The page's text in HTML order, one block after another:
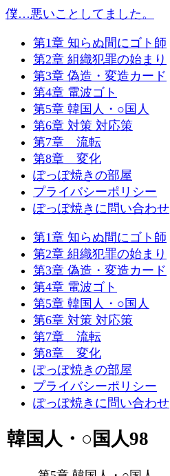
僕…悪いことしてました。
第1章 知らぬ間にゴト師
第2章 組織犯罪の始まり
第3章 偽造・変造カード
第4章 電波ゴト
第5章 韓国人・○国人
第6章 対策 対応策
第7章 流転
第8章 変化
ぽっぽ焼きの部屋
プライバシーポリシー
ぽっぽ焼きに問い合わせ
第1章 知らぬ間にゴト師
第2章 組織犯罪の始まり
第3章 偽造・変造カード
第4章 電波ゴト
第5章 韓国人・○国人
第6章 対策 対応策
第7章 流転
第8章 変化
ぽっぽ焼きの部屋
プライバシーポリシー
ぽっぽ焼きに問い合わせ
韓国人・○国人98